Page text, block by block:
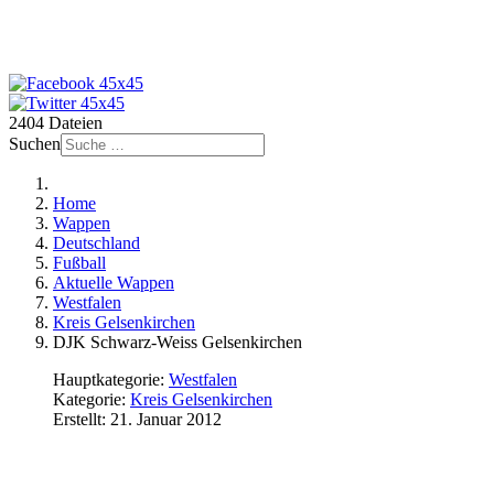
2404 Dateien
Suchen
Home
Wappen
Deutschland
Fußball
Aktuelle Wappen
Westfalen
Kreis Gelsenkirchen
DJK Schwarz-Weiss Gelsenkirchen
Hauptkategorie: Westfalen
Kategorie: Kreis Gelsenkirchen
Erstellt: 21. Januar 2012